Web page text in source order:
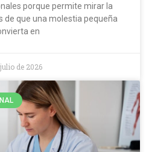
porque permite mirar la
de que una molestia pequeña
en
de 2026